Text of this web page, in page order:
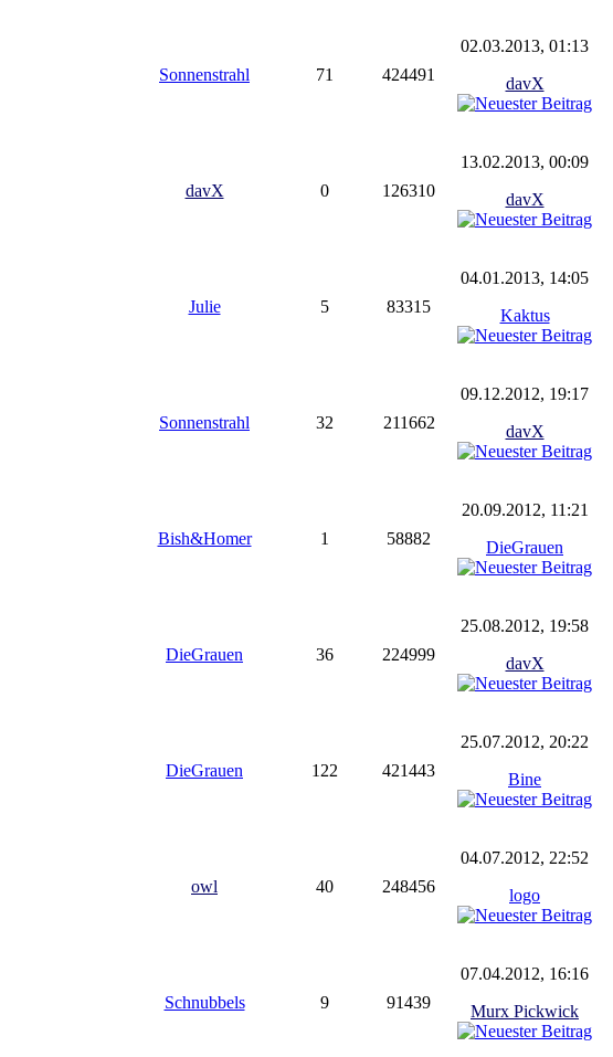
Sonnenstrahl 71 424491
02.03.2013, 01:13
davX
davX 0 126310
13.02.2013, 00:09
davX
Julie 5 83315
04.01.2013, 14:05
Kaktus
Sonnenstrahl 32 211662
09.12.2012, 19:17
davX
Bish&Homer 1 58882
20.09.2012, 11:21
DieGrauen
DieGrauen 36 224999
25.08.2012, 19:58
davX
DieGrauen 122 421443
25.07.2012, 20:22
Bine
owl 40 248456
04.07.2012, 22:52
logo
Schnubbels 9 91439
07.04.2012, 16:16
Murx Pickwick